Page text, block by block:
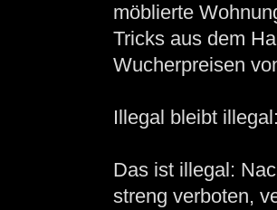
möblierte
Tricks aus dem
Wucherpreisen
Illegal bleibt
Das ist illegal:
streng verboten,